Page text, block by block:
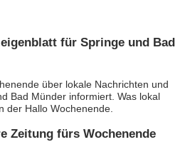
für Springe und Bad
über lokale Nachrichten und
Bad Münder informiert. Was lokal
der Hallo Wochenende.
Zeitung fürs Wochenende